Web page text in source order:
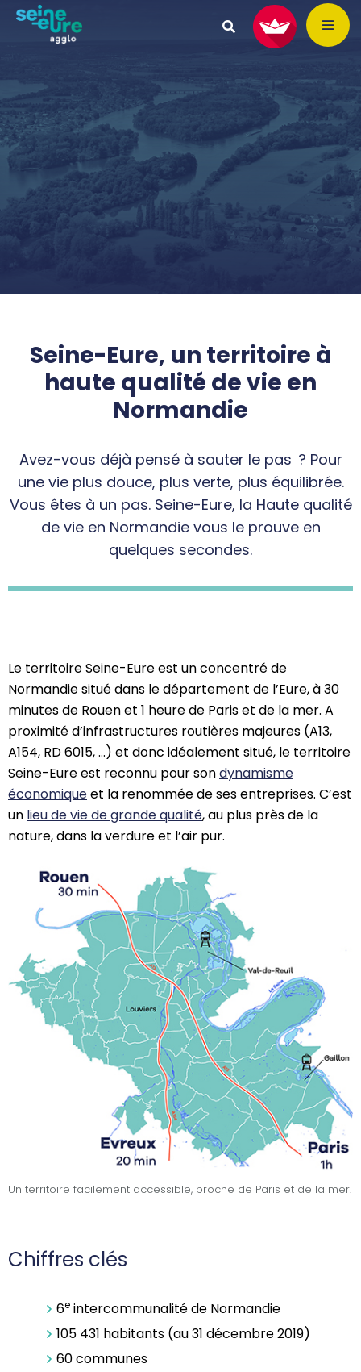
Seine-Eure, un territoire à
haute qualité de vie en
Normandie
Avez-vous déjà pensé à sauter le pas ? Pour
une vie plus douce, plus verte, plus équilibrée.
Vous êtes à un pas. Seine-Eure, la Haute qualité
de vie en Normandie vous le prouve en
quelques secondes.
Le territoire Seine-Eure est un concentré de
Normandie situé dans le département de l’Eure, à 30
minutes de Rouen et 1 heure de Paris et de la mer. A
proximité d’infrastructures routières majeures (A13,
A154, RD 6015, …) et donc idéalement situé, le territoire
Seine-Eure est reconnu pour sondynamisme
économiqueet la renommée de ses entreprises. C’est
un lieu de vie de grande qualité, au plus près de la
nature, dans la verdure et l’air pur.
Un territoire facilement accessible, proche de Paris et de la mer.
Chiffres clés
6e intercommunalité de Normandie
105 431 habitants (au 31 décembre 2019)
60 communes